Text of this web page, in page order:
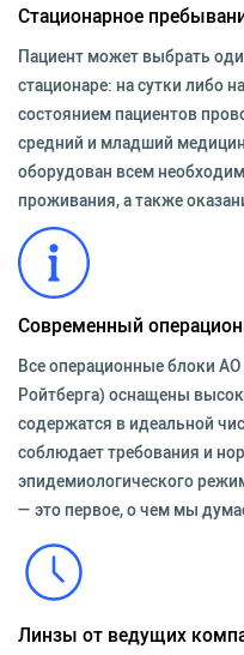
Стационарное
Пациент может выбрать
стационаре: на сутки либо
состоянием пациентов
средний и младший
оборудован всем
проживания, а также
Современный
Все операционные блоки
Ройтберга) оснащены
содержатся в идеальной
соблюдает требования и
эпидемиологического
— это первое, о чем мы
Линзы от ведущих